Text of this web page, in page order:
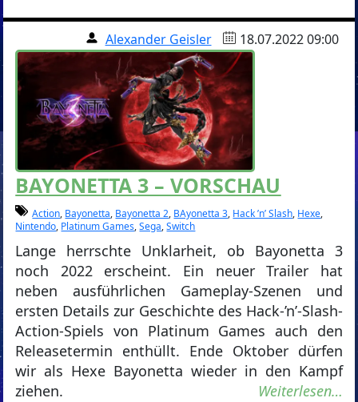
Alexander Geisler 18.07.2022 09:00
BAYONETTA 3 – VORSCHAU
Action, Bayonetta, Bayonetta 2, BAyonetta 3, Hack ’n’ Slash, Hexe,
Nintendo, Platinum Games,Sega,Switch
Lange herrschte Unklarheit, ob Bayonetta 3
noch 2022 erscheint. Ein neuer Trailer hat
neben ausführlichen Gameplay-Szenen und
ersten Details zur Geschichte des Hack-’n’-Slash-
Action-Spiels von Platinum Games auch den
Releasetermin enthüllt. Ende Oktober dürfen
wir als Hexe Bayonetta wieder in den Kampf
ziehen.
Weiterlesen…